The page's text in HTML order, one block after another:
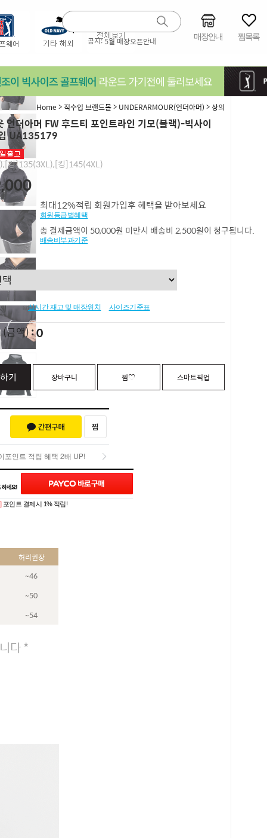
공지:5월 매장오픈안내 매장안내 찜목록
Home> 직수입 브랜드몰> UNDERARMOUR(언더아머) >상의
언더아머 FW 후드티 포인트라인 기모(블랙)-빅사이
UA135179
킹]135(3XL),[킹]145(4XL)
최대12%적립 회원가입후 혜택을 받아보세요
회원등급별혜택
총 결제금액이 50,000원 미만시 배송비 2,500원이 청구됩니다.
배송비부과기준
실시간 재고 및 매장위치 사이즈기준표
(금액) 0
기 장바구니 찜♡ 스마트픽업
포인트 적립 혜택 2배 UP!
포인트 적립 혜택 2배 UP!
포인트 결제시 1% 적립!
(0)
허리권장
~46
~50
~54
다 *